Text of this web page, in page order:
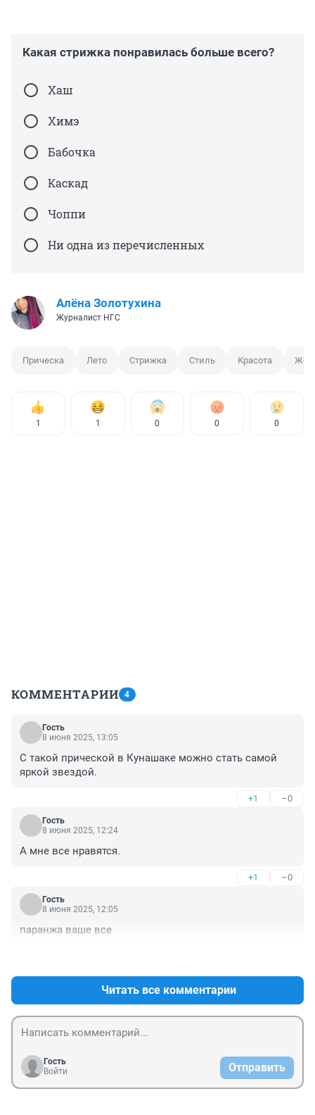
Какая стрижка понравилась больше всего?
Хаш
Химэ
Бабочка
Каскад
Чоппи
Ни одна из перечисленных
Алёна Золотухина
Журналист НГС
Прическа Лето Стрижка Стиль Красота
1 1 0 0 0
КОММЕНТАРИИ 4
Гость
8 июня 2025, 13:05
С такой прической в Кунашаке можно стать самой
яркой звездой.
+1 –0
Гость
8 июня 2025, 12:24
А мне все нравятся.
+1 –0
Гость
8 июня 2025, 12:05
паранжа ваше все
Читать все комментарии
Гость
Войти
Отправить